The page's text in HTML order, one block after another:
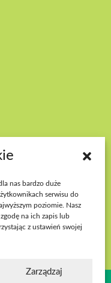
nas bardzo duże
serwisu do
poziomie. Nasz
na ich zapis lub
z ustawień swojej
Zarządzaj